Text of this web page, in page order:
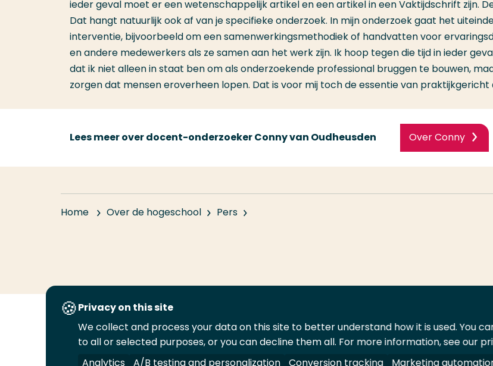
ieder geval moet er een wetenschappelijk artikel en een artikel in een Vaktijdschrift zijn.
Dat hangt natuurlijk ook af van je specifieke onderzoek. In mijn onderzoek gaat het
interventie, bijvoorbeeld om een samenwerkingsmethodiek of handvatten voor
en andere medewerkers als ze samen aan het werk zijn. Ik hoop tegen die tijd in ieder
dat ik niet alleen in staat ben om als onderzoekende professional bruggen te bouwen,
zorgen dat mensen eroverheen lopen. Dat is voor mij toch de essentie van praktijkgericht
Lees meer over docent-onderzoeker Conny van Oudheusden Over Conny
Home Over de hogeschool Pers
Volg
ons
op
Volg
ons
op
Volg
ons
op
Volg
ons
op
Juridisch Security A-Z Index Contact Leveranciers
Privacy on this site
We collect and process your data on this site to better understand how it is used. You
to all or selected purposes, or you can decline them all. For more information, see our
Analytics
A/B testing and personalization Conversion tracking Marketing